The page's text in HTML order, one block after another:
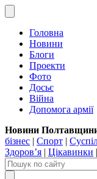
Головна
Новини
Блоги
Проекти
Фото
Досьє
Війна
Допомога армії
Новини
бізнес | Спорт |
Здоров’я | Цікавинки |